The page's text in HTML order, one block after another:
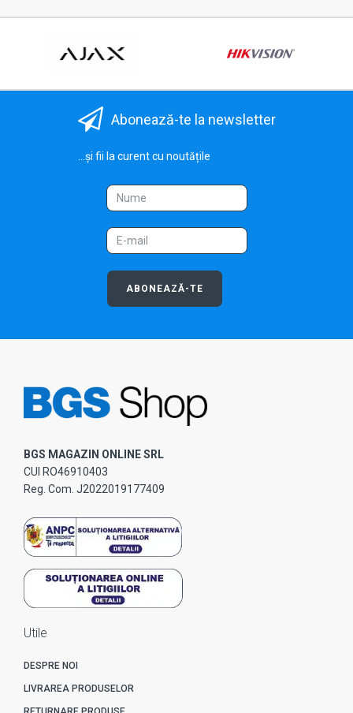
Abonează-te la newsletter
...și fii la curent cu noutățile
ABONEAZĂ-TE
BGS MAGAZIN ONLINE SRL
CUI RO46910403
Reg. Com. J2022019177409
Utile
DESPRE NOI
LIVRAREA PRODUSELOR